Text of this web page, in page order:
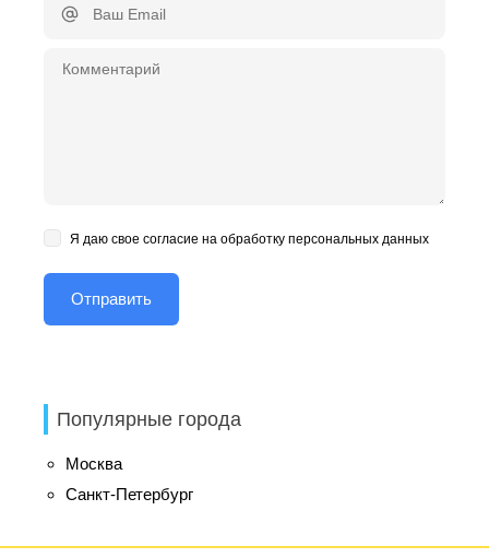
Я даю свое согласие на обработку персональных данных
Популярные города
Москва
Санкт-Петербург